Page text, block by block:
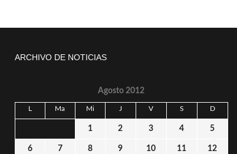
ARCHIVO DE NOTICIAS
Agosto 2012
L Ma Mi J V S D
1 2 3 4 5
6 7 8 9 10 11 12